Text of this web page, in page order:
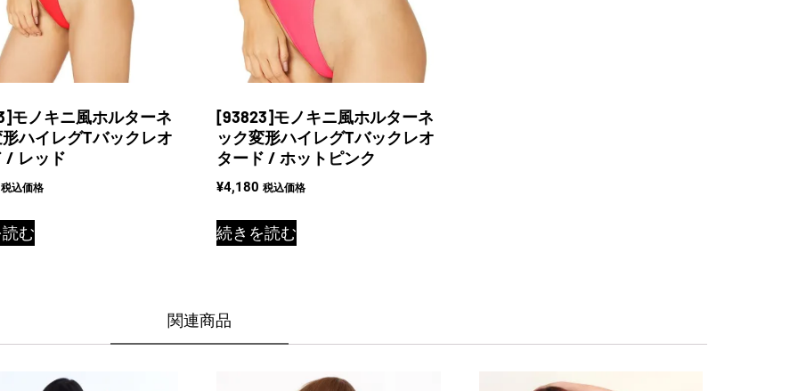
モノキニ風ホルターネ
ハイレグTバックレオ
/ レッド
税込価格
む
[93823]モノキニ風ホルターネ
ック変形ハイレグTバックレオ
タード / ホットピンク
¥4,180 税込価格
続きを読む
関連商品